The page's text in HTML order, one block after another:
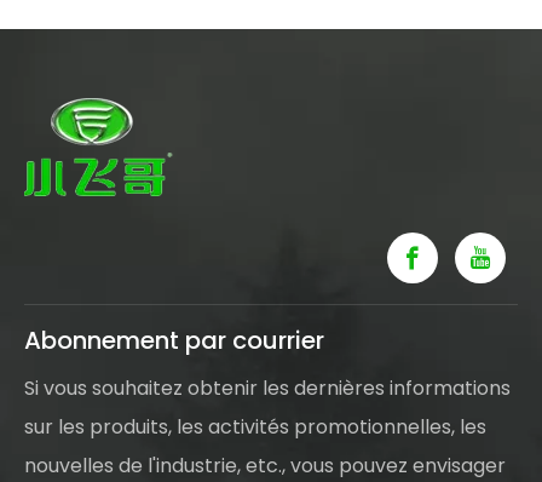
Abonnement par courrier
Si vous souhaitez obtenir les dernières informations
sur les produits, les activités promotionnelles, les
nouvelles de l'industrie, etc., vous pouvez envisager